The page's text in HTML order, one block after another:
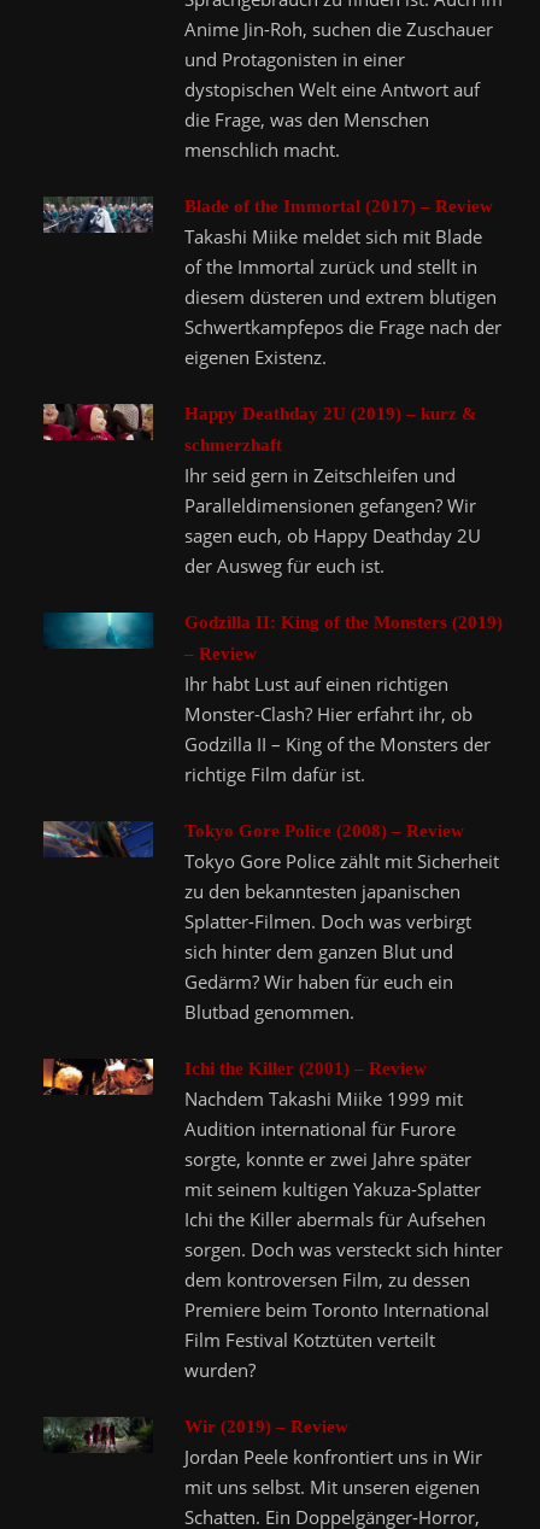
Anime Jin-Roh, suchen die Zuschauer
und Protagonisten in einer
dystopischen Welt eine Antwort auf
die Frage, was den Menschen
menschlich macht.
Blade of the Immortal (2017) – Review
Takashi Miike meldet sich mit Blade
of the Immortal zurück und stellt in
diesem düsteren und extrem blutigen
Schwertkampfepos die Frage nach der
eigenen Existenz.
Happy Deathday 2U (2019) – kurz &
schmerzhaft
Ihr seid gern in Zeitschleifen und
Paralleldimensionen gefangen? Wir
sagen euch, ob Happy Deathday 2U
der Ausweg für euch ist.
Godzilla II: King of the Monsters (2019)
– Review
Ihr habt Lust auf einen richtigen
Monster-Clash? Hier erfahrt ihr, ob
Godzilla II – King of the Monsters der
richtige Film dafür ist.
Tokyo Gore Police (2008) – Review
Tokyo Gore Police zählt mit Sicherheit
zu den bekanntesten japanischen
Splatter-Filmen. Doch was verbirgt
sich hinter dem ganzen Blut und
Gedärm? Wir haben für euch ein
Blutbad genommen.
Ichi the Killer (2001) – Review
Nachdem Takashi Miike 1999 mit
Audition international für Furore
sorgte, konnte er zwei Jahre später
mit seinem kultigen Yakuza-Splatter
Ichi the Killer abermals für Aufsehen
sorgen. Doch was versteckt sich hinter
dem kontroversen Film, zu dessen
Premiere beim Toronto International
Film Festival Kotztüten verteilt
wurden?
Wir (2019) – Review
Jordan Peele konfrontiert uns in Wir
mit uns selbst. Mit unseren eigenen
Schatten. Ein Doppelgänger-Horror,